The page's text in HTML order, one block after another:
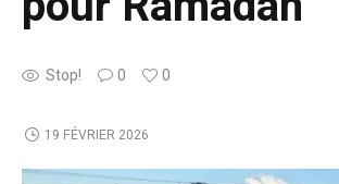
Stop! 0 0
19 FÉVRIER 2026